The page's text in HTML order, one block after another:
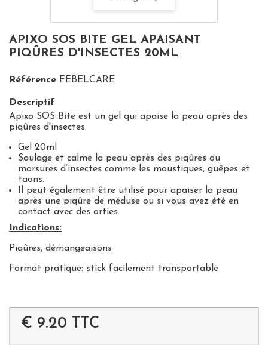
APIXO SOS BITE GEL APAISANT
PIQÛRES D'INSECTES 20ML
Référence FEBELCARE
Descriptif
Apixo SOS Bite est un gel qui apaise la peau après des
piqûres d'insectes.
Gel 20ml
Soulage et calme la peau après des piqûres ou
morsures d’insectes comme les moustiques, guêpes et
taons.
Il peut également être utilisé pour apaiser la peau
après une piqûre de méduse ou si vous avez été en
contact avec des orties.
Indications:
Piqûres, démangeaisons
Format pratique: stick facilement transportable
€ 9.20 TTC